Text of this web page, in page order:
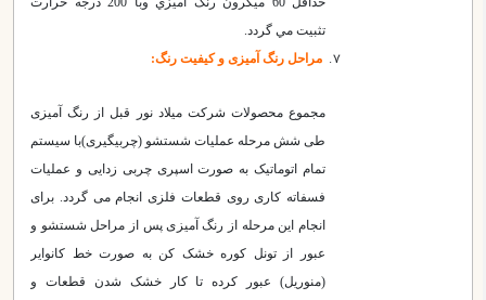
تثبيت مي گردد.
مراحل رنگ آمیزی و کیفیت رنگ:
مجموع محصولات شرکت میلاد نور قبل از رنگ آمیزی
طی شش مرحله عملیات شستشو (چربیگیری)با سیستم
تمام اتوماتیک به صورت اسپری چربی زدایی و عملیات
فسفاته کاری روی قطعات فلزی انجام می گردد. برای
انجام این مرحله از رنگ آمیزی پس از مراحل شستشو و
عبور از تونل کوره خشک کن به صورت خط کانوایر
(منوریل) عبور کرده تا کار خشک شدن قطعات و